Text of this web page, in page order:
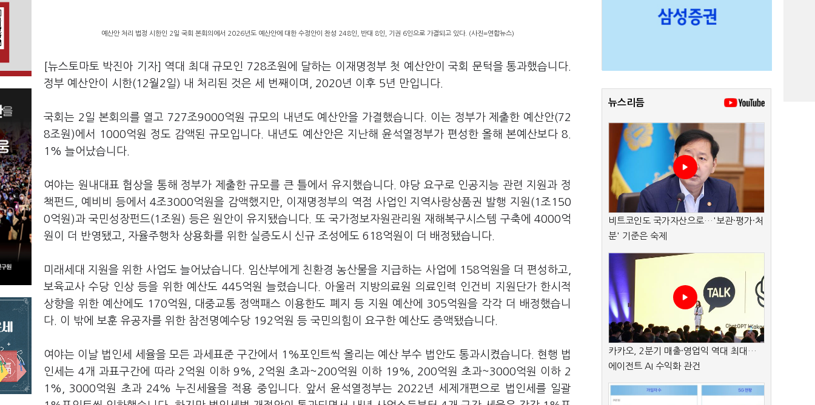
예산안 처리 법정 시한인 2일 국회 본회의에서 2026년도 예산안에 대한 수정안이 찬성 248인, 반대 8인, 기권 6인으로 가결되고 있다. (사진=연합뉴스)
[뉴스토마토 박진아 기자] 역대 최대 규모인 728조원에 달하는 이재명정부 첫 예산안이 국회 문턱을 통과했습니다.
정부 예산안이 시한(12월2일) 내 처리된 것은 세 번째이며, 2020년 이후 5년 만입니다.
국회는 2일 본회의를 열고 727조9000억원 규모의 내년도 예산안을 가결했습니다. 이는 정부가 제출한 예산안(72
8조원)에서 1000억원 정도 감액된 규모입니다. 내년도 예산안은 지난해 윤석열정부가 편성한 올해 본예산보다 8.
1% 늘어났습니다.
여야는 원내대표 협상을 통해 정부가 제출한 규모를 큰 틀에서 유지했습니다. 야당 요구로 인공지능 관련 지원과 정
책펀드, 예비비 등에서 4조3000억원을 감액했지만, 이재명정부의 역점 사업인 지역사랑상품권 발행 지원(1조150
0억원)과 국민성장펀드(1조원) 등은 원안이 유지됐습니다. 또 국가정보자원관리원 재해복구시스템 구축에 4000억
원이 더 반영됐고, 자율주행차 상용화를 위한 실증도시 신규 조성에도 618억원이 더 배정됐습니다.
미래세대 지원을 위한 사업도 늘어났습니다. 임산부에게 친환경 농산물을 지급하는 사업에 158억원을 더 편성하고,
보육교사 수당 인상 등을 위한 예산도 445억원 늘렸습니다. 아울러 지방의료원 의료인력 인건비 지원단가 한시적
상향을 위한 예산에도 170억원, 대중교통 정액패스 이용한도 폐지 등 지원 예산에 305억원을 각각 더 배정했습니
다. 이 밖에 보훈 유공자를 위한 참전명예수당 192억원 등 국민의힘이 요구한 예산도 증액됐습니다.
여야는 이날 법인세 세율을 모든 과세표준 구간에서 1%포인트씩 올리는 예산 부수 법안도 통과시켰습니다. 현행 법
인세는 4개 과표구간에 따라 2억원 이하 9%, 2억원 초과~200억원 이하 19%, 200억원 초과~3000억원 이하 2
1%, 3000억원 초과 24% 누진세율을 적용 중입니다. 앞서 윤석열정부는 2022년 세제개편으로 법인세를 일괄
뉴스리듬
비트코인도 국가자산으로…'보관·평가·처
분' 기준은 숙제
카카오, 2분기 매출·영업익 역대 최대…
에이전트 AI 수익화 관건